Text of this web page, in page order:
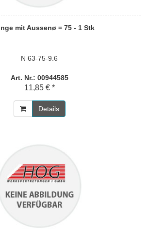
mit Aussenø = 75 - 1 Stk
N 63-75-9.6
Art. Nr.: 00944585
11,85 € *
Details